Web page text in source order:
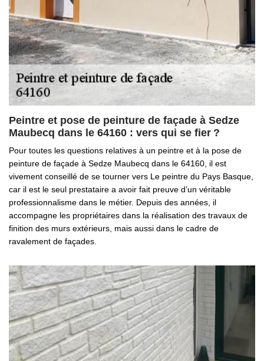
Peintre et pose de peinture de façade à Sedze
Maubecq dans le 64160 : vers qui se fier ?
Pour toutes les questions relatives à un peintre et à la pose de
peinture de façade à Sedze Maubecq dans le 64160, il est
vivement conseillé de se tourner vers Le peintre du Pays Basque,
car il est le seul prestataire a avoir fait preuve d’un véritable
professionnalisme dans le métier. Depuis des années, il
accompagne les propriétaires dans la réalisation des travaux de
finition des murs extérieurs, mais aussi dans le cadre de
ravalement de façades.